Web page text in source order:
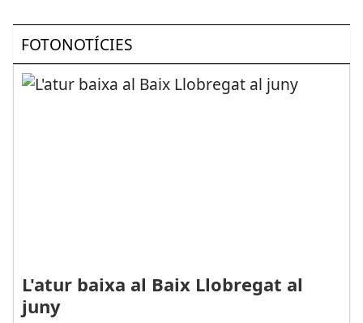
FOTONOTÍCIES
L'atur baixa al Baix Llobregat al
juny